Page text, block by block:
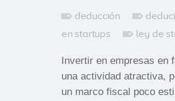
deducción
en startups
ley de
Invertir en empresas en
una actividad atractiva,
un marco fiscal poco